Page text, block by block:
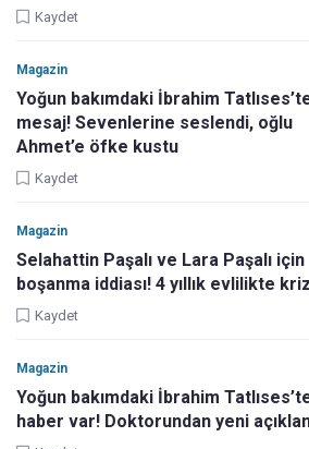
Kaydet
Magazin
Yoğun bakımdaki İbrahim
mesaj! Sevenlerine seslendi, oğlu
Ahmet’e öfke kustu
Kaydet
Magazin
Selahattin Paşalı ve Lara Paşalı için
boşanma iddiası! 4 yıllık evlilikte
Kaydet
Magazin
Yoğun bakımdaki İbrahim
haber var! Doktorundan yeni